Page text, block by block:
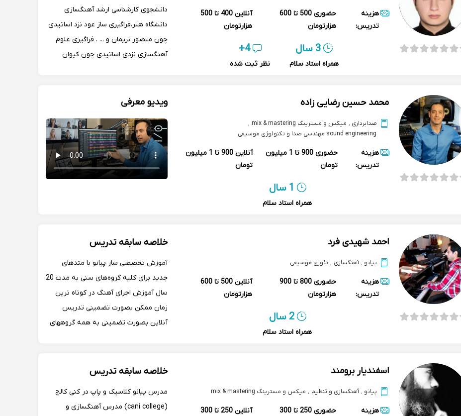
هزینه
تدریس:
حضوری
500 تا 600
هزارتومان
آنلاین
400 تا 500
هزارتومان
3 سال
همراه استاد سلام
4+
نظر ثبت شده
دانشجوی کارشناسی ارشد آهنگسازی
دانشگاه هنر،فراگیری ساز عود نزد اساتیدی
چون منصور نریمان و ... . فراگیری علوم
آهنگسازی نزدی اساتیدی چون کیوان
محمد حسین رضایی زاده
صدابرداری , میکس و مسترینگ mix & mastering
,
sound engineering مهندسی صدا و تکنولوژی موسیقی
هزینه
تدریس:
حضوری
900 تا 1 میلیون
تومان
آنلاین
900 تا 1 میلیون
تومان
1 سال
همراه استاد سلام
ویدیو معرفی
احمد شهیدی فرد
پیانو , آهنگسازی , تئوری موسیقی
هزینه
تدریس:
حضوری
800 تا 900
هزارتومان
آنلاین
500 تا 600
هزارتومان
2 سال
همراه استاد سلام
خلاصه سابقه تدریس
آموزش تخصصی ساز پیانو با متدهای
جدید برای کلیه گروه‌های سنی به مدت 20
سال آموزش اجرای آهنگ در کوتاه ترین
زمان ممکن بصورت تضمینی تدریس
آنلاین بصورت تضمینی به همه گروههای
دروس آهنگسازی آماده سازی هنرجویان
اسفندیار برومند
پیانو , آهنگسازی و تنظیم , میکس و مسترینگ mix & mastering
هزینه
حضوری
250 تا 300
آنلاین
250 تا 300
خلاصه سابقه تدریس
مدرس پیانو کلاسیک و پاپ در کنی کالج
(cani college) مدرس آهنگسازی و